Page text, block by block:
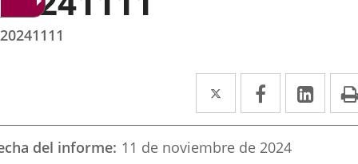
20241111
Twitter
Enlace
a
una
Facebook
Enlace
a
una
a
del informe 11 de noviembre de 2024